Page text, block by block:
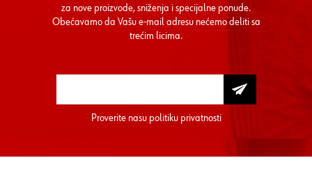
za nove proizvode, sniženja i specijalne ponude.
Obećavamo da Vašu e-mail adresu nećemo deliti sa
trećim licima.
Proverite nasu politiku privatnosti